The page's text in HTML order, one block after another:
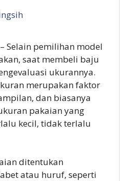
– Selain pemilihan model
saat membeli baju
ukurannya.
merupakan faktor
dan biasanya
pakaian yang
kecil, tidak terlalu
ditentukan
atau huruf, seperti